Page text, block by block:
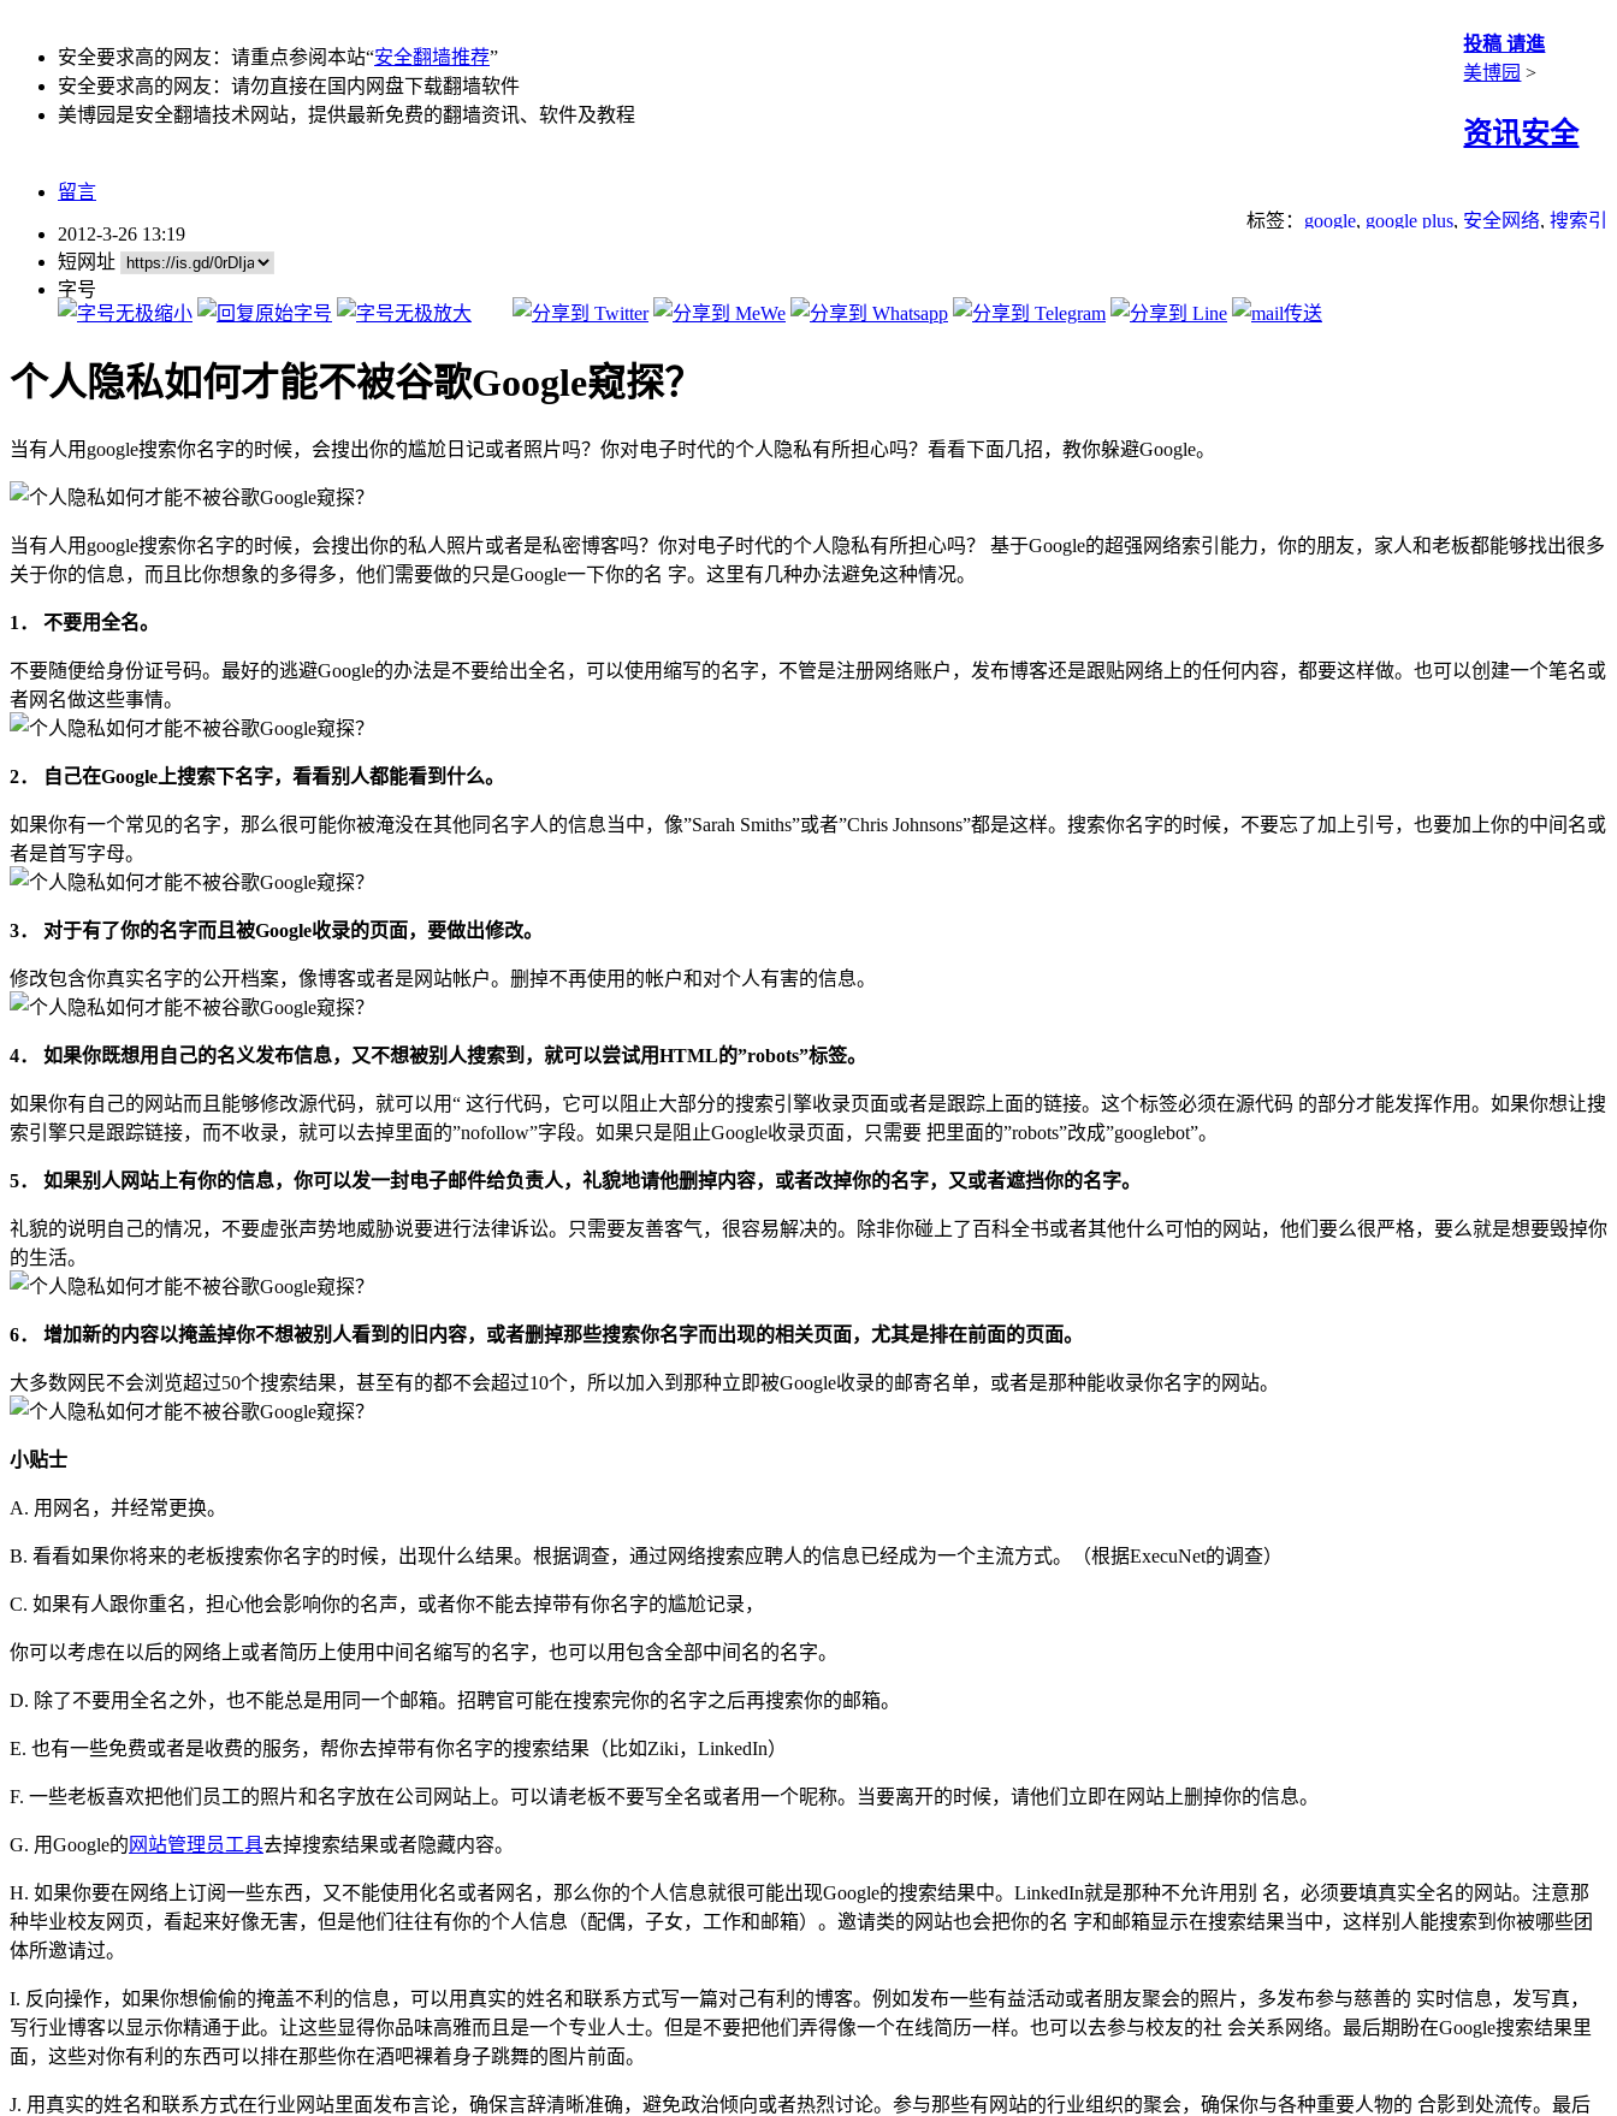
安全要求高的网友：请重点参阅本站“安全翻墙推荐”
安全要求高的网友：请勿直接在国内网盘下载翻墙软件
美博园是安全翻墙技术网站，提供最新免费的翻墙资讯、软件及教程
投稿 请進
美博园 >
资讯安全
留言
标签： google, google plus, 安全网络, 搜索引
2012-3-26 13:19
短网址
字号
个人隐私如何才能不被谷歌Google窥探？
当有人用google搜索你名字的时候，会搜出你的尴尬日记或者照片吗？你对电子时代的个人隐私有所担心吗？看看下面几招，教你躲避Google。
当有人用google搜索你名字的时候，会搜出你的私人照片或者是私密博客吗？你对电子时代的个人隐私有所担心吗？ 基于Google的超强网络索引能力，你的朋友，家人和老板都能够找出很多
关于你的信息，而且比你想象的多得多，他们需要做的只是Google一下你的名 字。这里有几种办法避免这种情况。
1． 不要用全名。
不要随便给身份证号码。最好的逃避Google的办法是不要给出全名，可以使用缩写的名字，不管是注册网络账户，发布博客还是跟贴网络上的任何内容，都要这样做。也可以创建一个笔名或
者网名做这些事情。
2． 自己在Google上搜索下名字，看看别人都能看到什么。
如果你有一个常见的名字，那么很可能你被淹没在其他同名字人的信息当中，像”Sarah Smiths”或者”Chris Johnsons”都是这样。搜索你名字的时候，不要忘了加上引号，也要加上你的中间名或
者是首写字母。
3． 对于有了你的名字而且被Google收录的页面，要做出修改。
修改包含你真实名字的公开档案，像博客或者是网站帐户。删掉不再使用的帐户和对个人有害的信息。
4． 如果你既想用自己的名义发布信息，又不想被别人搜索到，就可以尝试用HTML的”robots”标签。
如果你有自己的网站而且能够修改源代码，就可以用“ 这行代码，它可以阻止大部分的搜索引擎收录页面或者是跟踪上面的链接。这个标签必须在源代码 的部分才能发挥作用。如果你想让搜
索引擎只是跟踪链接，而不收录，就可以去掉里面的”nofollow”字段。如果只是阻止Google收录页面，只需要 把里面的”robots”改成”googlebot”。
5． 如果别人网站上有你的信息，你可以发一封电子邮件给负责人，礼貌地请他删掉内容， 或者改掉你的名字，又或者遮挡你的名字。
礼貌的说明自己的情况，不要虚张声势地威胁说要进行法律诉讼。只需要友善客气，很容易解决的。除非你碰上了百科全书或者其他什么可怕的网站，他们要么很严格，要么就是想要毁掉你
的生活。
6． 增加新的内容以掩盖掉你不想被别人看到的旧内容，或者删掉那些搜索你名字而出现的相关页面，尤其是排在前面的页面。
大多数网民不会浏览超过50个搜索结果，甚至有的都不会超过10个，所以加入到那种立即被Google收录的邮寄名单，或者是那种能收录你名字的网站。
小贴士
A. 用网名，并经常更换。
B. 看看如果你将来的老板搜索你名字的时候，出现什么结果。根据调查，通过网络搜索应聘人的信息已经成为一个主流方式。（根据ExecuNet的调查）
C. 如果有人跟你重名，担心他会影响你的名声，或者你不能去掉带有你名字的尴尬记录，
你可以考虑在以后的网络上或者简历上使用中间名缩写的名字，也可以用包含全部中间名的名字。
D. 除了不要用全名之外，也不能总是用同一个邮箱。招聘官可能在搜索完你的名字之后再搜索你的邮箱。
E. 也有一些免费或者是收费的服务，帮你去掉带有你名字的搜索结果（比如Ziki，LinkedIn）
F. 一些老板喜欢把他们员工的照片和名字放在公司网站上。可以请老板不要写全名或者用一个昵称。当要离开的时候，请他们立即在网站上删掉你的信息。
G. 用Google的 网站管理员工具去掉搜索结果或者隐藏内容。
H. 如果你要在网络上订阅一些东西，又不能使用化名或者网名，那么你的个人信息就很可能出现Google的搜索结果中。LinkedIn就是那种不允许用别 名，必须要填真实全名的网站。注意那
种毕业校友网页，看起来好像无害，但是他们往往有你的个人信息（配偶，子女，工作和邮箱）。邀请类的网站也会把你的名 字和邮箱显示在搜索结果当中，这样别人能搜索到你被哪些团
体所邀请过。
I. 反向操作，如果你想偷偷的掩盖不利的信息，可以用真实的姓名和联系方式写一篇对己有利的博客。例如发布一些有益活动或者朋友聚会的照片，多发布参与慈善的 实时信息，发写真，
写行业博客以显示你精通于此。让这些显得你品味高雅而且是一个专业人士。但是不要把他们弄得像一个在线简历一样。也可以去参与校友的社 会关系网络。最后期盼在Google搜索结果里
面，这些对你有利的东西可以排在那些你在酒吧裸着身子跳舞的图片前面。
J. 用真实的姓名和联系方式在行业网站里面发布言论，确保言辞清晰准确，避免政治倾向或者热烈讨论。参与那些有网站的行业组织的聚会，确保你与各种重要人物的 合影到处流传。最后